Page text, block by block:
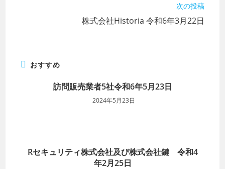
次の投稿
株式会社Historia 令和6年3月22日
おすすめ
訪問販売業者5社令和6年5月23日
2024年5月23日
Rセキュリティ株式会社及び株式会社鍵 令和4
年2月25日